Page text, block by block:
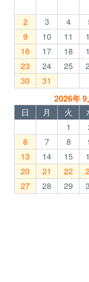
2
3 4
9
10 11
16
17 18
23
24 25
30
31
2026年
日
月 火
1
6
7 8
13
14 15
20
21 22
27
28 29